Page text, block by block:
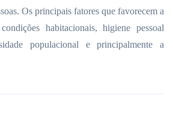
Os principais fatores que favorecem a
habitacionais, higiene pessoal
populacional e principalmente a